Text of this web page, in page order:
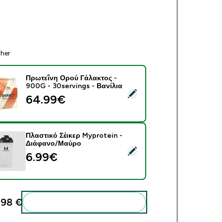
this product - Πρωτεΐνη Ορού Γάλακτος - 900G -
Πρωτεΐνη Ορού Γάλακτος -
900G - 30servings - Βανίλια
64.99€‎
this product - Πλαστικό Σέικερ Myprotein - Διάφανο/Μαύρο
Πλαστικό Σέικερ Myprotein -
Διάφανο/Μαύρο
6.99€‎
€‎